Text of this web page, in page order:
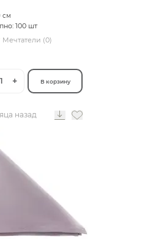
см
100 шт
Мечтатели (0)
1 + В корзину
назад